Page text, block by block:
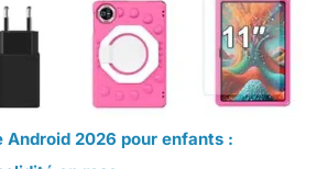
Android 2026 pour enfants :